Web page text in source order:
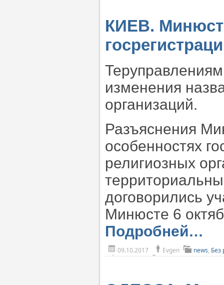
КИЕВ. Минюст
изменения
организаций.
Разъяснения
особенностях
религиозных
договорились
Минюсте 6
Подробней…
09.10.2017 Evgen news, Без